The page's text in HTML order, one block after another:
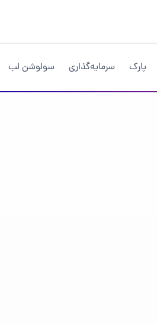
پارک سرمایه‌گذاری سولوشن لب